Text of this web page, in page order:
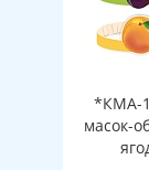
*КМА-
масок-